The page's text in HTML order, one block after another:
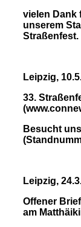
vielen Dank
unserem
Straßenfest.
Leipzig,
33.
Besucht
Leipzig,
Offener
am